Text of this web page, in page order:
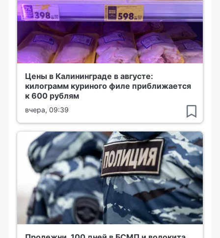
Цены в Калининграде в августе:
килограмм куриного филе приближается
к 600 рублям
вчера, 09:39